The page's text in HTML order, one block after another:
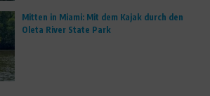
Mitten in Miami: Mit dem Kajak durch den
Oleta River State Park